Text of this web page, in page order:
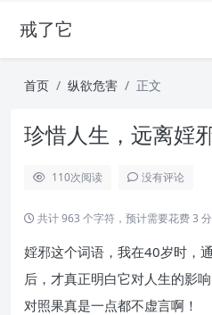
戒了它
首页 纵欲危害 正文
珍惜人生，远离婬
110次阅读 没有评论
共计 963 个字符，预计需要花费 3 分
婬邪这个词语，我在40岁时，
后，才真正明白它对人生的影
对照果真是一点都不虚言啊！